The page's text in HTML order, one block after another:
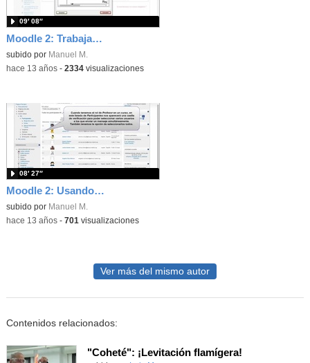
Moodle 2: Trabajando con el recurso Libro
subido por Manuel M.
09′ 08″
-hace 13 años- 2334visualizaciones
Moodle 2: Usando la mensajería interna
subido por Manuel M.
08′ 27″
-hace 13 años- 701 visualizaciones
Ver más del mismo autor
Contenidos relacionados:
"Coheté": ¡Levitación flamígera!